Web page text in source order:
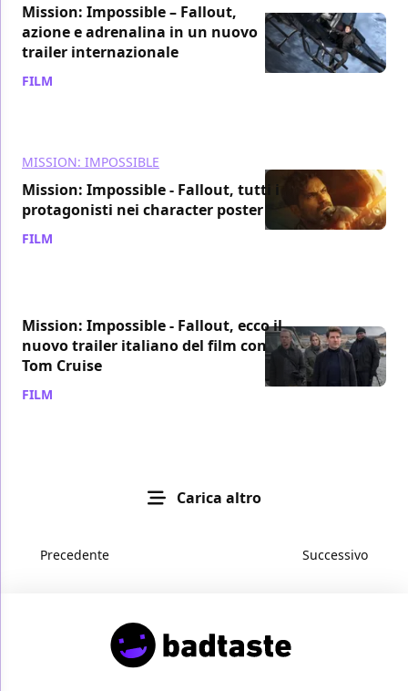
Mission: Impossible – Fallout,
azione e adrenalina in un nuovo
trailer internazionale
FILM
MISSION: IMPOSSIBLE
Mission: Impossible - Fallout, tutti i
protagonisti nei character poster
FILM
Mission: Impossible - Fallout, ecco il
nuovo trailer italiano del film con
Tom Cruise
FILM
Carica altro
Precedente Successivo